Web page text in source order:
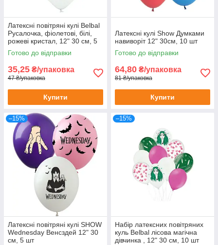
Латексні повітряні кулі Belbal
Русалочка, фіолетові, білі,
рожеві кристал, 12" 30 см, 5
шт
Готово до відправки
35,25 ₴/упаковка
47 ₴/упаковка
Купити
Латексні кулі Show Думками
навиворіт 12" 30см, 10 шт
Готово до відправки
64,80 ₴/упаковка
81 ₴/упаковка
Купити
–15%
Латексні повітряні кулі SHOW
Wednesday Венсздей 12" 30
см, 5 шт
–15%
Набір латексних повітряних
куль Belbal лісова магічна
дівчинка , 12" 30 см, 10 шт